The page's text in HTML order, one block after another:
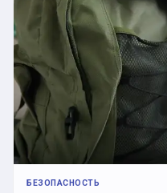
БЕЗОПАСНОСТЬ